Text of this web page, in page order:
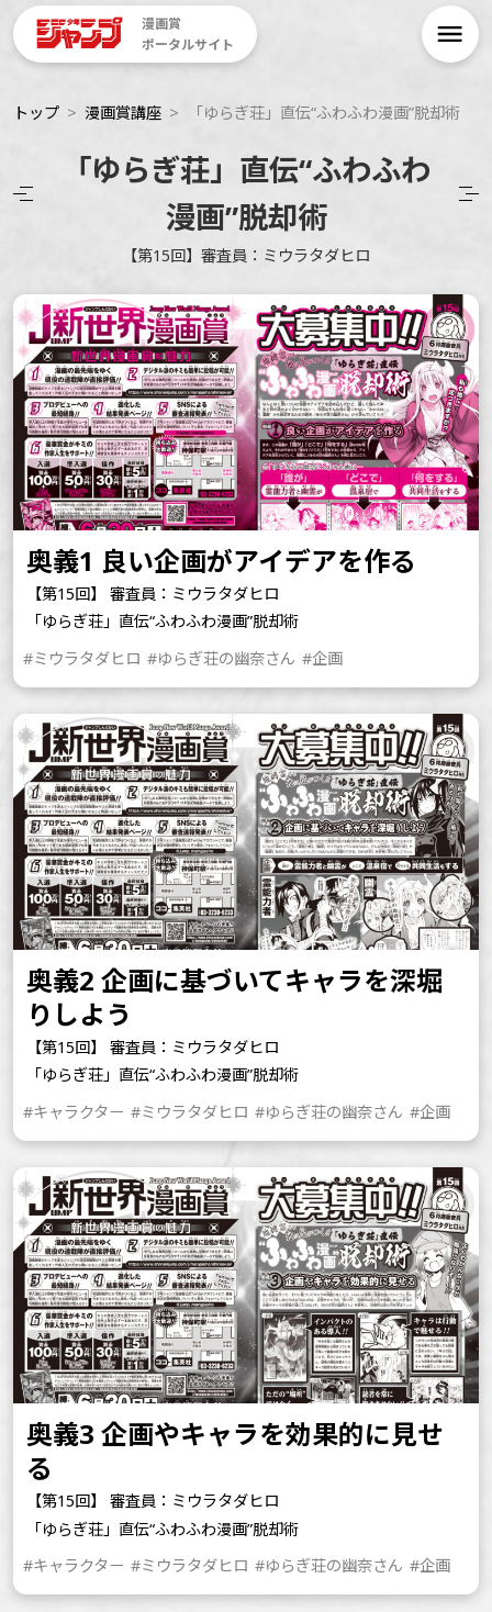
漫画賞
ポータルサイト
トップ 漫画賞講座 「ゆらぎ荘」直伝“ふわふわ漫画”脱却術
「ゆらぎ荘」直伝“ふわふわ
漫画”脱却術
【第15回】審査員：ミウラタダヒロ
奥義1 良い企画がアイデアを作る
【第15回】 審査員：ミウラタダヒロ
「ゆらぎ荘」直伝“ふわふわ漫画”脱却術
#ミウラタダヒロ #ゆらぎ荘の幽奈さん #企画
奥義2 企画に基づいてキャラを深堀
りしよう
【第15回】 審査員：ミウラタダヒロ
「ゆらぎ荘」直伝“ふわふわ漫画”脱却術
#キャラクター #ミウラタダヒロ #ゆらぎ荘の幽奈さん #企画
奥義3 企画やキャラを効果的に見せ
る
【第15回】 審査員：ミウラタダヒロ
「ゆらぎ荘」直伝“ふわふわ漫画”脱却術
#キャラクター #ミウラタダヒロ #ゆらぎ荘の幽奈さん #企画